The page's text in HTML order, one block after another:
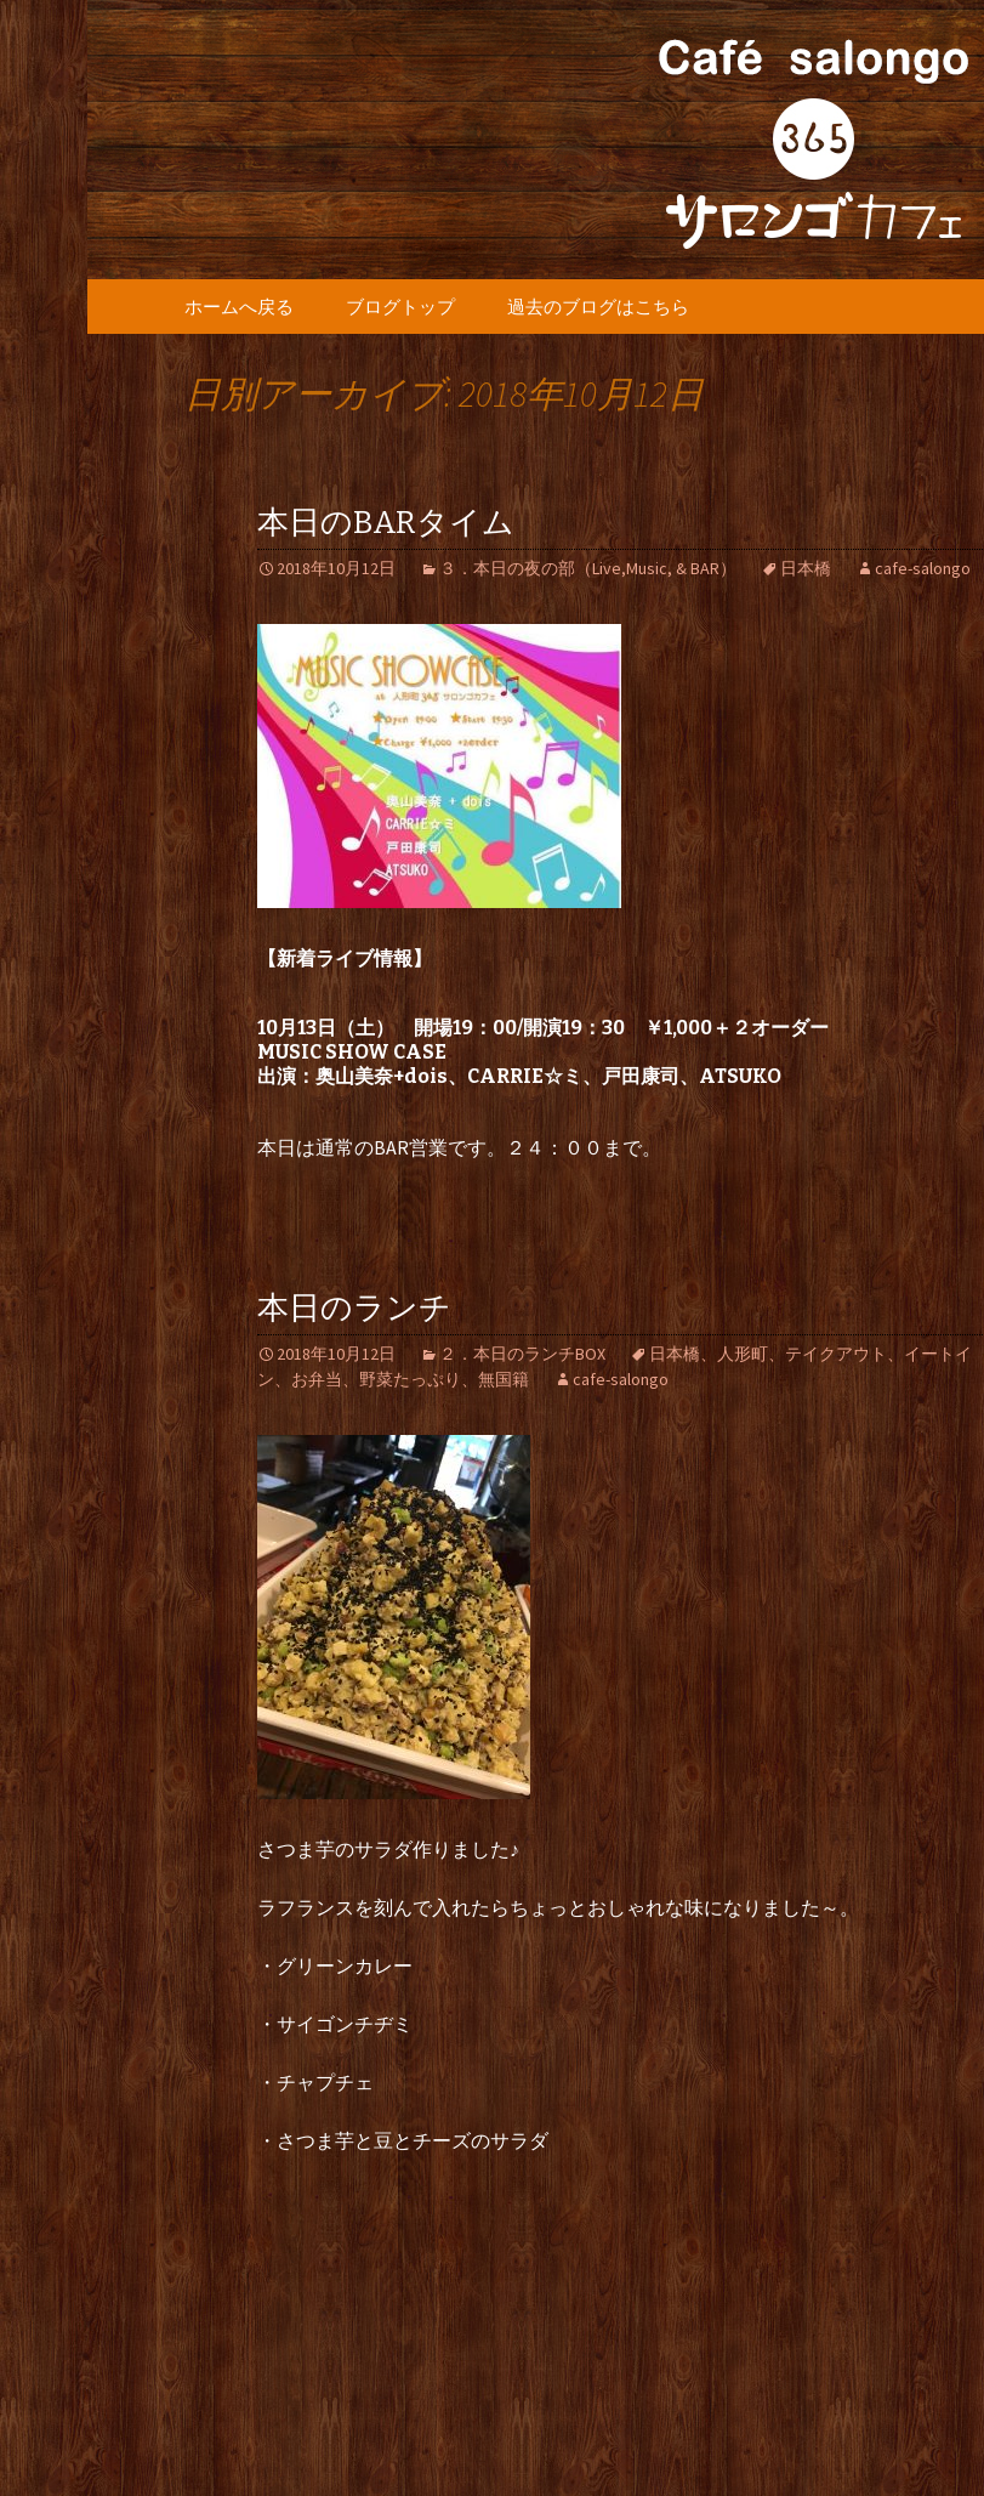
人形町の『365(サロン
知らせ
人形町の音楽カフェ『365カフェ』より最新情報をお届けし
コンテンツへ移動
ホームへ戻る ブログトップ 過去のブログはこちら
日別アーカイブ: 2018年10月12日
本日のBARタイム
2018年10月12日 ３．本日の夜の部（Live,Music, & BAR） 日本橋 cafe-salongo
【新着ライブ情報】
10月13日（土） 開場19：00/開演19：30 ￥1,000＋２オーダー
MUSIC SHOW CASE
出演：奥山美奈+dois、CARRIE☆ミ、戸田康司、ATSUKO
本日は通常のBAR営業です。２４：００まで。
本日のランチ
2018年10月12日 ２．本日のランチBOX
日本橋、人形町、テイクアウト、イートイ
ン、お弁当、野菜たっぷり、無国籍
cafe-salongo
さつま芋のサラダ作りました♪
ラフランスを刻んで入れたらちょっとおしゃれな味になりました～。
・グリーンカレー
・サイゴンチヂミ
・チャプチェ
・さつま芋と豆とチーズのサラダ